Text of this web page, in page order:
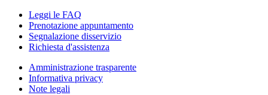
Leggi le FAQ
Prenotazione appuntamento
Segnalazione disservizio
Richiesta d'assistenza
Amministrazione trasparente
Informativa privacy
Note legali